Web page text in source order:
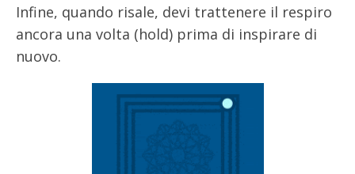
Infine, quando risale, devi trattenere il respiro
ancora una volta (hold) prima di inspirare di
nuovo.